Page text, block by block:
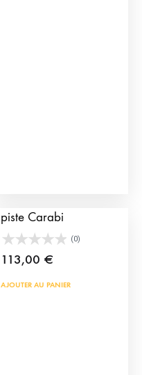
piste Carabi
(0)
113,00 €
AJOUTER AU PANIER